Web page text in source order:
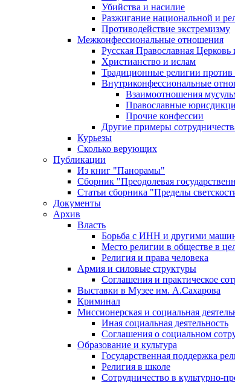
Убийства и насилие
Разжигание национальной и
Противодействие экстремизму
Межконфессиональные отношения
Русская Православная Церковь
Христианство и ислам
Традиционные религии против
Внутриконфессиональные
Взаимоотношения
Православные
Прочие конфессии
Другие примеры
Курьезы
Сколько верующих
Публикации
Из книг "Панорамы"
Сборник "Преодолевая
Статьи сборника "Пределы
Документы
Архив
Власть
Борьба с ИНН и другими
Место религии в обществе в
Религия и права человека
Армия и силовые структуры
Соглашения и практическое
Выставки в Музее им. А.Сахарова
Криминал
Миссионерская и социальная
Иная социальная деятельность
Соглашения о социальном
Образование и культура
Государственная поддержка
Религия в школе
Сотрудничество в культурно-